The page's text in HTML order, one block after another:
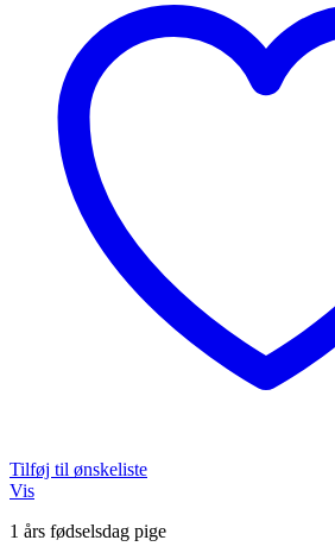
Tilføj til ønskeliste
Vis
1 års fødselsdag pige